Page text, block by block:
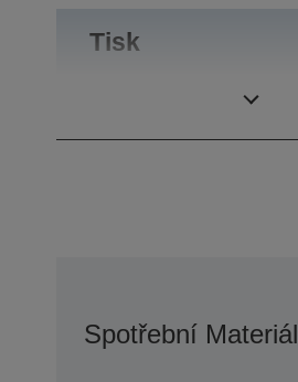
Tisk
Spotřební Materiál